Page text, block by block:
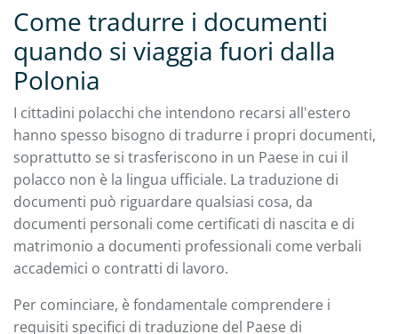
Come tradurre i documenti
quando si viaggia fuori dalla
Polonia
I cittadini polacchi che intendono recarsi all'estero
hanno spesso bisogno di tradurre i propri documenti,
soprattutto se si trasferiscono in un Paese in cui il
polacco non è la lingua ufficiale. La traduzione di
documenti può riguardare qualsiasi cosa, da
documenti personali come certificati di nascita e di
matrimonio a documenti professionali come verbali
accademici o contratti di lavoro.
Per cominciare, è fondamentale comprendere i
requisiti specifici di traduzione del Paese di